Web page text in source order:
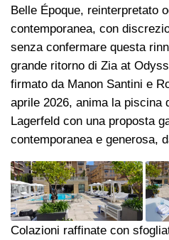
Belle Époque, reinterpretato
contemporanea, con
senza confermare questa
grande ritorno di Zia at
firmato da Manon Santini e
aprile 2026, anima la piscina
Lagerfeld con una proposta
contemporanea e generosa,
Colazioni raffinate con